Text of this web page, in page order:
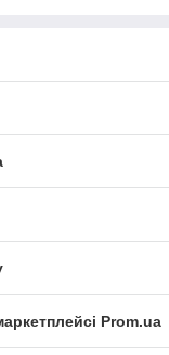
Prom.ua